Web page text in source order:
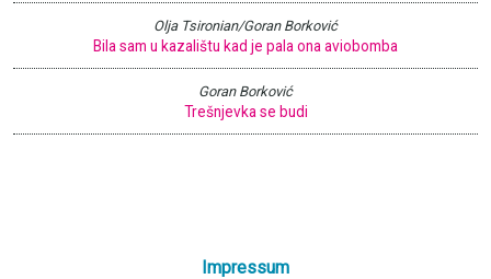
Olja Tsironian/Goran Borković
Bila sam u kazalištu kad je pala ona aviobomba
Goran Borković
Trešnjevka se budi
Impressum